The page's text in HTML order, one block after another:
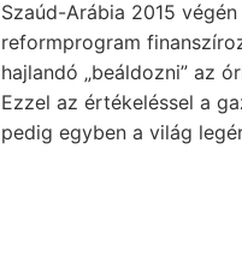
Szaúd-Arábia 2015
reformprogram
hajlandó „beáldozni” az
Ezzel az értékeléssel a
pedig egyben a világ